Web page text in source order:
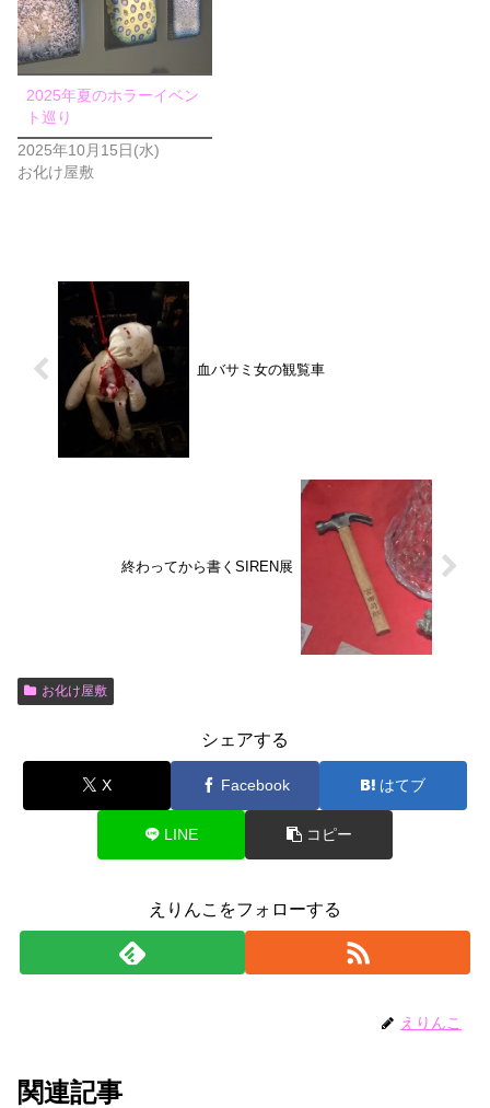
2025年夏のホラーイベン
ト巡り
2025年10月15日(水)
お化け屋敷
血バサミ女の観覧車
終わってから書くSIREN展
お化け屋敷
シェアする
X Facebook はてブ
LINE コピー
えりんこをフォローする
えりんこ
関連記事